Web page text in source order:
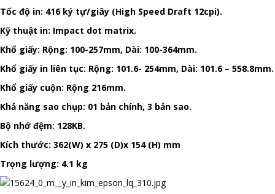
Tốc độ in: 416 ký tự/giây (High Speed Draft 12cpi).
Kỹ thuật in: Impact dot matrix.
Khổ giấy: Rộng: 100-257mm, Dài: 100-364mm.
Khổ giấy in liên tục: Rộng: 101.6- 254mm, Dài: 101.6 – 558.8mm.
Khổ giấy cuộn: Rộng 216mm.
Khả năng sao chụp: 01 bản chính, 3 bản sao.
Bộ nhớ đệm: 128KB.
Kích thước: 362(W) x 275 (D)x 154 (H) mm
Trọng lượng: 4.1 kg